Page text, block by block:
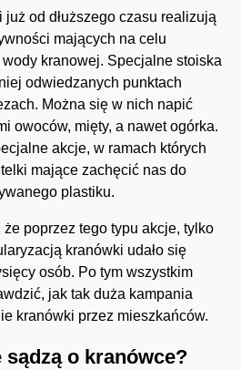
już od dłuższego czasu realizują
mających na celu
kranowej. Specjalne stoiska
odwiedzanych punktach
Można się w nich napić
owoców, mięty, a nawet ogórka.
akcje, w ramach których
mające zachęcić nas do
plastiku.
że poprzez tego typu akcje, tylko
kranówki udało się
osób. Po tym wszystkim
jak tak duża kampania
kranówki przez mieszkańców.
sądzą o kranówce?